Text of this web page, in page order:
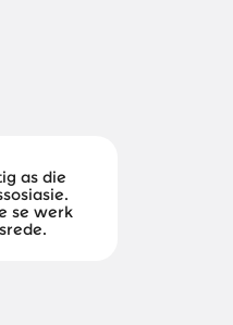
as die
se werk